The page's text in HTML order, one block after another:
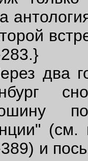
два
(см.
и